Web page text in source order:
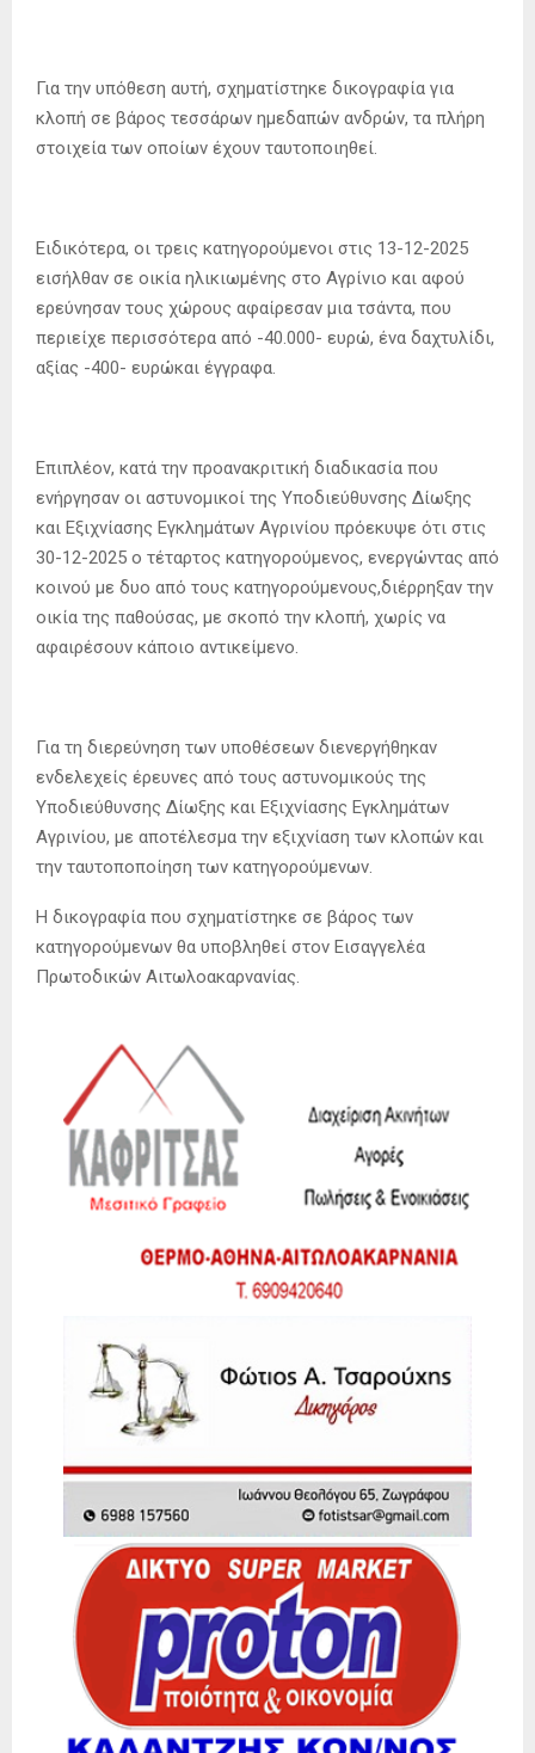
Για την υπόθεση αυτή, σχηματίστηκε δικογραφία για
κλοπή σε βάρος τεσσάρων ημεδαπών ανδρών, τα πλήρη
στοιχεία των οποίων έχουν ταυτοποιηθεί.
Ειδικότερα, οι τρεις κατηγορούμενοι στις 13-12-2025
εισήλθαν σε οικία ηλικιωμένης στο Αγρίνιο και αφού
ερεύνησαν τους χώρους αφαίρεσαν μια τσάντα, που
περιείχε περισσότερα από -40.000- ευρώ, ένα δαχτυλίδι,
αξίας -400- ευρώκαι έγγραφα.
Επιπλέον, κατά την προανακριτική διαδικασία που
ενήργησαν οι αστυνομικοί της Υποδιεύθυνσης Δίωξης
και Εξιχνίασης Εγκλημάτων Αγρινίου πρόεκυψε ότι στις
30-12-2025 ο τέταρτος κατηγορούμενος, ενεργώντας από
κοινού με δυο από τους κατηγορούμενους,διέρρηξαν την
οικία της παθούσας, με σκοπό την κλοπή, χωρίς να
αφαιρέσουν κάποιο αντικείμενο.
Για τη διερεύνηση των υποθέσεων διενεργήθηκαν
ενδελεχείς έρευνες από τους αστυνομικούς της
Υποδιεύθυνσης Δίωξης και Εξιχνίασης Εγκλημάτων
Αγρινίου, με αποτέλεσμα την εξιχνίαση των κλοπών και
την ταυτοποποίηση των κατηγορούμενων.
Η δικογραφία που σχηματίστηκε σε βάρος των
κατηγορούμενων θα υποβληθεί στον Εισαγγελέα
Πρωτοδικών Αιτωλοακαρνανίας.